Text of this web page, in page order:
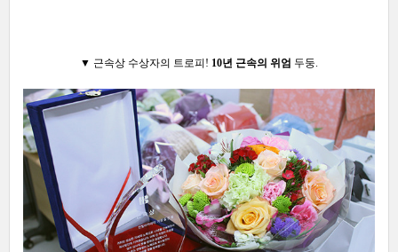
▼ 근속상 수상자의 트로피! 10년 근속의 위엄 두둥.